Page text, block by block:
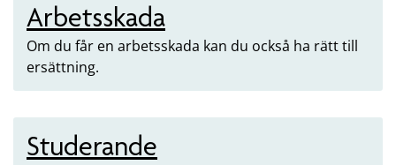
Arbetsskada
Om du får en arbetsskada kan du också ha rätt till
ersättning.
Studerande